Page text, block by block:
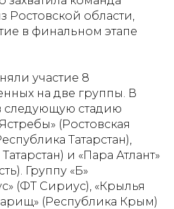
Ростовской области,
в финальном этапе
участие 8
на две группы. В
следующую стадию
(Ростовская
Татарстан),
и «Пара Атлант»
Группу «Б»
(ФТ Сириус), «Крылья
(Республика Крым)